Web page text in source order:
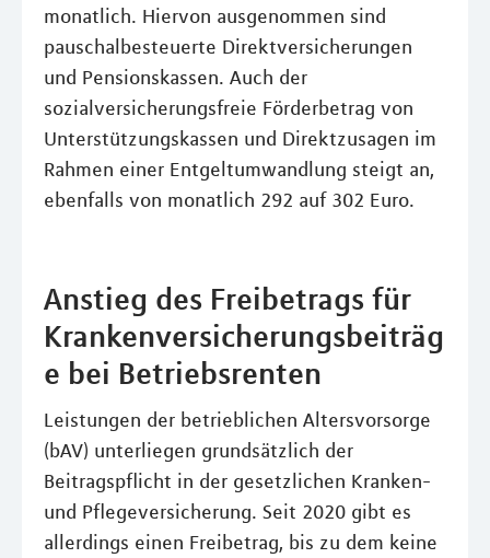
monatlich. Hiervon ausgenommen sind
pauschalbesteuerte Direktversicherungen
und Pensionskassen. Auch der
sozialversicherungsfreie Förderbetrag von
Unterstützungskassen und Direktzusagen im
Rahmen einer Entgeltumwandlung steigt an,
ebenfalls von monatlich 292 auf 302 Euro.
Anstieg des Freibetrags für
Krankenversicherungsbeiträg
e bei Betriebsrenten
Leistungen der betrieblichen Altersvorsorge
(bAV) unterliegen grundsätzlich der
Beitragspflicht in der gesetzlichen Kranken-
und Pflegeversicherung. Seit 2020 gibt es
allerdings einen Freibetrag, bis zu dem keine